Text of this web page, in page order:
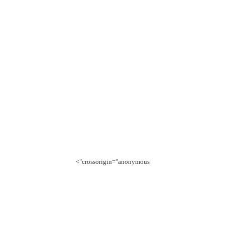
crossorigin="anonymous">